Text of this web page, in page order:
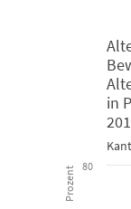
Alters- und
Bar chart with 2
View as data
Prozent
in
80